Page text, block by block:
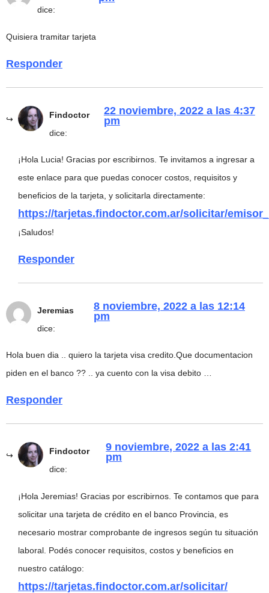
dice:
Quisiera tramitar tarjeta
Responder
Findoctor
dice:
22 noviembre, 2022 a las 4:37
pm
¡Hola Lucia! Gracias por escribirnos. Te invitamos a ingresar a
este enlace para que puedas conocer costos, requisitos y
beneficios de la tarjeta, y solicitarla directamente:
https://tarjetas.findoctor.com.ar/solicitar/
¡Saludos!
Responder
Jeremias
dice:
8 noviembre, 2022 a las 12:14
pm
Hola buen dia .. quiero la tarjeta visa credito.Que documentacion
piden en el banco ?? .. ya cuento con la visa debito …
Responder
Findoctor
dice:
9 noviembre, 2022 a las 2:41
pm
¡Hola Jeremias! Gracias por escribirnos. Te contamos que para
solicitar una tarjeta de crédito en el banco Provincia, es
necesario mostrar comprobante de ingresos según tu situación
laboral. Podés conocer requisitos, costos y beneficios en
nuestro catálogo:
https://tarjetas.findoctor.com.ar/solicitar/